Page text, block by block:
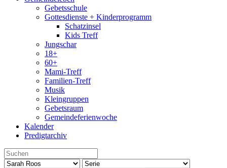
Gebetsschule
Gottesdienste + Kinderprogramm
Schatzinsel
Kids Treff
Jungschar
18+
60+
Mami-Treff
Familien-Treff
Musik
Kleingruppen
Gebetsraum
Gemeindeferienwoche
Kalender
Predigtarchiv